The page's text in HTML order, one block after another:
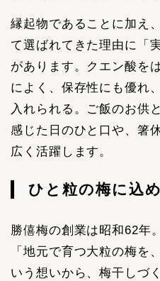
縁起物であることに加え
て選ばれてきた理由に「
があります。クエン酸を
によく、保存性にも優れ
入れられる。ご飯のお供
感じた日のひと口や、箸
広く活躍します。
ひと粒の梅に込
勝僖梅の創業は昭和62年
「地元で育つ大粒の梅を
いう想いから、梅干しづ